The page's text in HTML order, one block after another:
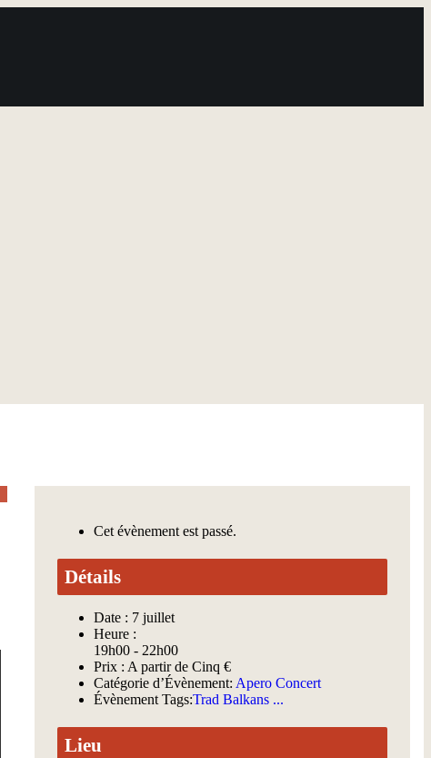
Cet évènement est passé.
Détails
Date : 7 juillet
Heure :
19h00 - 22h00
Prix : A partir de Cinq €
Catégorie d’Évènement: Apero Concert
Évènement Tags:Trad Balkans ...
Lieu